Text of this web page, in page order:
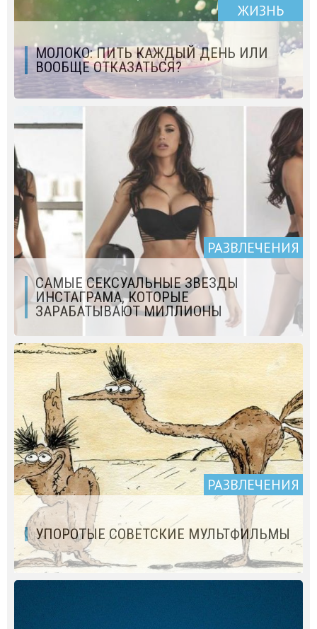
ЖИЗНЬ
МОЛОКО: ПИТЬ КАЖДЫЙ ДЕНЬ ИЛИ
ВООБЩЕ ОТКАЗАТЬСЯ?
РАЗВЛЕЧЕНИЯ
САМЫЕ СЕКСУАЛЬНЫЕ ЗВЕЗДЫ
ИНСТАГРАМА, КОТОРЫЕ
ЗАРАБАТЫВАЮТ МИЛЛИОНЫ
РАЗВЛЕЧЕНИЯ
УПОРОТЫЕ СОВЕТСКИЕ МУЛЬТФИЛЬМЫ